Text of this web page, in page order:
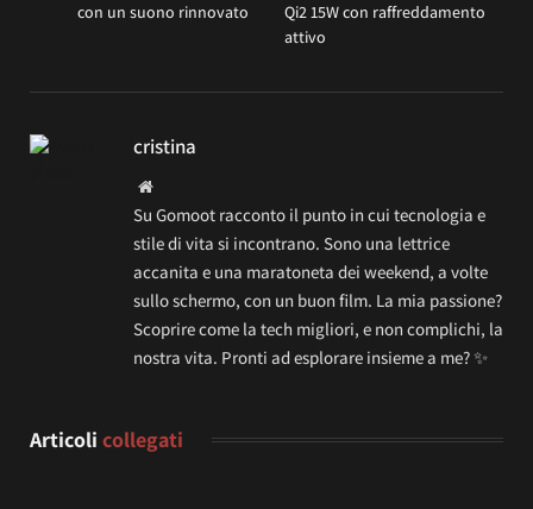
con un suono rinnovato
Qi2 15W con raffreddamento
attivo
cristina
Website
Su Gomoot racconto il punto in cui tecnologia e
stile di vita si incontrano. Sono una lettrice
accanita e una maratoneta dei weekend, a volte
sullo schermo, con un buon film. La mia passione?
Scoprire come la tech migliori, e non complichi, la
nostra vita. Pronti ad esplorare insieme a me? ✨
Articoli collegati